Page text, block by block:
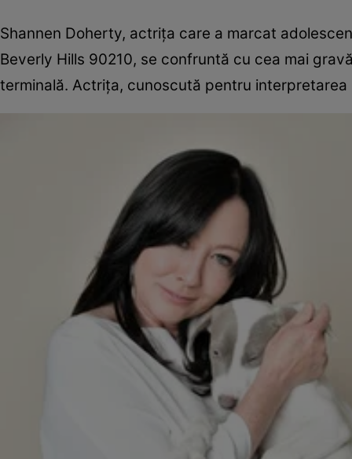
Shannen Doherty, actrița care a marcat
Beverly Hills 90210, se confruntă cu cea mai
terminală. Actrița, cunoscută pentru interpretarea